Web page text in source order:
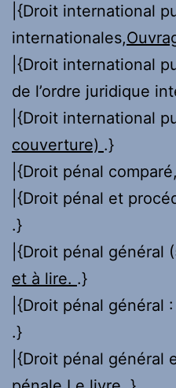
|{Droit international
internationales,
|{Droit international
de l’ordre juridique
|{Droit international
couverture) .}
|{Droit pénal comparé,
|{Droit pénal et
.}
|{Droit pénal général
et à lire. .}
|{Droit pénal général
.}
|{Droit pénal général